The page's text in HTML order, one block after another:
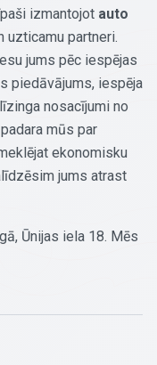
izmantojot auto
uzticamu partneri.
jums pēc iespējas
piedāvājums, iespēja
nosacījumi no
padara mūs par
ekonomisku
jums atrast
Ūnijas iela 18. Mēs